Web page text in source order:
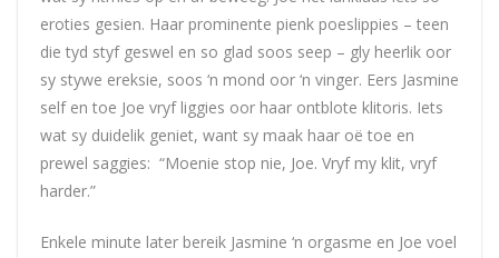
eroties gesien. Haar prominente pienk poeslippies – teen
die tyd styf geswel en so glad soos seep – gly heerlik oor
sy stywe ereksie, soos ‘n mond oor ‘n vinger. Eers Jasmine
self en toe Joe vryf liggies oor haar ontblote klitoris. Iets
wat sy duidelik geniet, want sy maak haar oë toe en
prewel saggies: “Moenie stop nie, Joe. Vryf my klit, vryf
harder.”
Enkele minute later bereik Jasmine ‘n orgasme en Joe voel